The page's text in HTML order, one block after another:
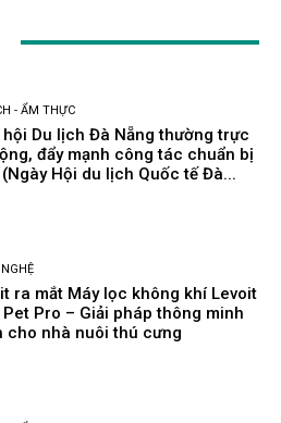
- ẨM THỰC
hội Du lịch Đà Nẵng thường trực
đẩy mạnh công tác chuẩn bị
(Ngày Hội du lịch Quốc tế Đà...
ra mắt Máy lọc không khí Levoit
Pro – Giải pháp thông minh
cho nhà nuôi thú cưng